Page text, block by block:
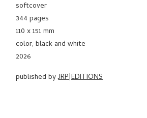
softcover
344 pages
110 x 151 mm
color, black and white
2026
published byJRP|EDITIONS